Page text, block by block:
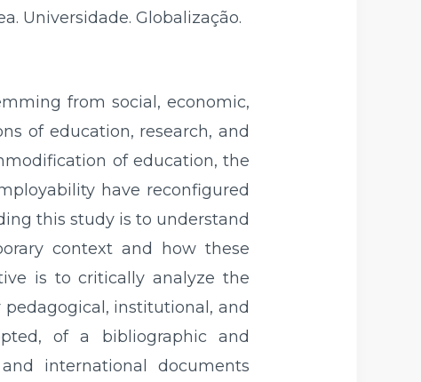
Universidade. Globalização.
from social, economic,
of education, research, and
of education, the
have reconfigured
this study is to understand
context and how these
is to critically analyze the
institutional, and
of a bibliographic and
international documents